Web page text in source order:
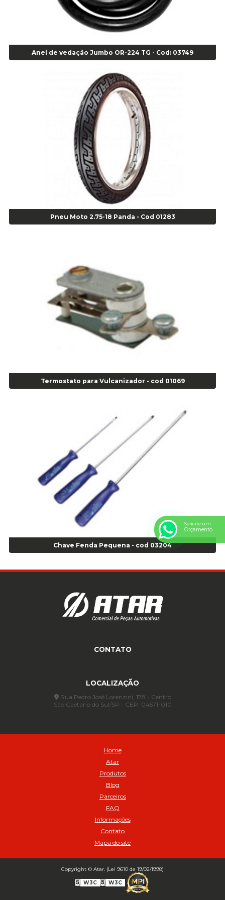
Agulha Escariadora/ Alargadora Caminhão - COD. 02342
Agulha Inserto Pneu s/ câmara - Caminhão - Cod 01909
Agulha Inserto Pneu s/ câmara - Moto - cod 02973
Agulha para Aplicação Vipstem- Vipal - Cod 02558
Alicate Anéis Interno Reto 3.3/8 pol x 6.1/2 pol - cod 00977
Alicate Bico Curvo - Cod 01781
Alicate Bico Reto - Cod 02804
Alicate Bico Reto para Anéis Internos - Cod 00892
Alicate Bico Reto Tipo Telefone - Cod 02911
Alicate Bomba D Água - Cod 01326
Alicate Corte Diagonal - Cod 02138
Alicate Corte Frontal - Cod 02685
Alicate Corte Frontal - Cod 02685
Alicate Corte Lateral Força Dupla - Cod 03105
Alicate de Corte Diagonal - cod 02138
Alicate para Anéis Externos Bico Reto - Gedore A2 - Cod 00894
Alicate para Anéis Externos com Bico Curvo - Gedore A21 - Cod 00895
Alicate para Anéis Internos Bico Curvo - Gedore J21 - Cod 00893
Alicate para Anéis Tipo Trava Câmbio 8134 Gedore - Cod 02008
Alicate para Balanceamento - Cod 03078
Alicate para trava de cambio 398 11" - Corneta - Cod 03113
Anel Centralizador Fiat 4 pçs - Amarelo - Cod 00517
Anel Centralizador Honda 4 pçs - Vermelho - Cod 01465
Anel Centralizador Peugeot 4pçs - Branco - Cod 01466
Anel Centralizador Renault 4pçs - Marrom - Cod 01467
Anel Centralizador Toyota 4pçs - Preto - Cod 01335
Anel Centralizador VW 4pçs - Laranja - Cod 00520
Anel de vedação Jumbo OR-224 TG - Cod: 03749
Anel de vedação Jumbo OR-449 Cod: 03752
Anel p/ montagem de pneu s/cam aro 22,5 - Cod 00166
Anel para Montagem do Pneu Sem Câmara Aro 24,5 - Cod 02935
Anel para Vedação OR 325 - Cod 03390
Anel para Vedação OR 329 - Cod 01769
Anel para Vedação OR 333 - Cod 01770
Anel para Vedação OR 335 Importado - Cod 01771
Anel para Vedação OR 339 - Cod 01772
Anel para Vedação OR 451 - Cod 01775
Assentador de Talão Pneu sem Câmara - Cod 01558
Automático para compressor 125 a 175 libras - Cod 02206
Avental de Raspa sem Emenda 1,2mt - Cod 01925
Balanceamento automatico SBBA - 282 pacote com 282g - Cod
Balanceamento Automático SBBA 113 Pacote com 113g - Cod 03197
Balanceamento Automático SBBA- 340 Pacote com 340g - Cod
BICO INF DUPLO LONGO CURVO 90 1295LC - cod 03631
Bico Inflador Duplo 300 mm - Cod 03245
Bico Inflador Duplo 825 L Schweers - Cod 00207
Bico Inflador Duplo sem Retenção 0506 Schweers - Cod 02638
Anel de vedação Jumbo OR-224 TG - Cod: 03749
Pneu Moto 2.75-18 Panda - Cod 01283
Termostato para Vulcanizador - cod 01069
Chave Fenda Pequena - cod 03204
CONTATO
LOCALIZAÇÃO
Rua Pedro José Lorenzini, 178 - Centro
São Caetano do Sul/SP - CEP: 04571-010
Home
Atar
Produtos
Blog
Parceiros
FAQ
Informações
Contato
Mapa do site
Copyright © Atar. (Lei 9610 de 19/02/1998)
W3C W3C
Solicite um
Orçamento